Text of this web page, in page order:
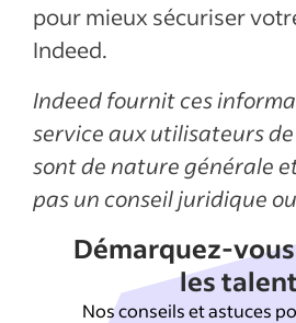
pour mieux sécuriser
Indeed.
Indeed fournit ces
service aux utilisateurs de
sont de nature générale
pas un conseil juridique
Démarquez-
les
Nos conseils et astuces